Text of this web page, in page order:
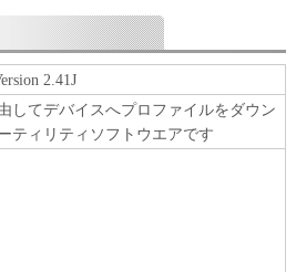
タの使用者に対して「本ソフトウェ
が、かかるコンピュータの使用者に
守させるとともに、その履行に関し
す。
本ソフトウェア」を使用するためのバ
ェア」を１部、複製することができ
除き、キヤノンまたはキヤノンのライ
、明示たると黙示たるとを問わず、
るいは許諾されるものではありませ
2.41J
してデバイスへプロファイルをダウン
ティリティソフトウエアです